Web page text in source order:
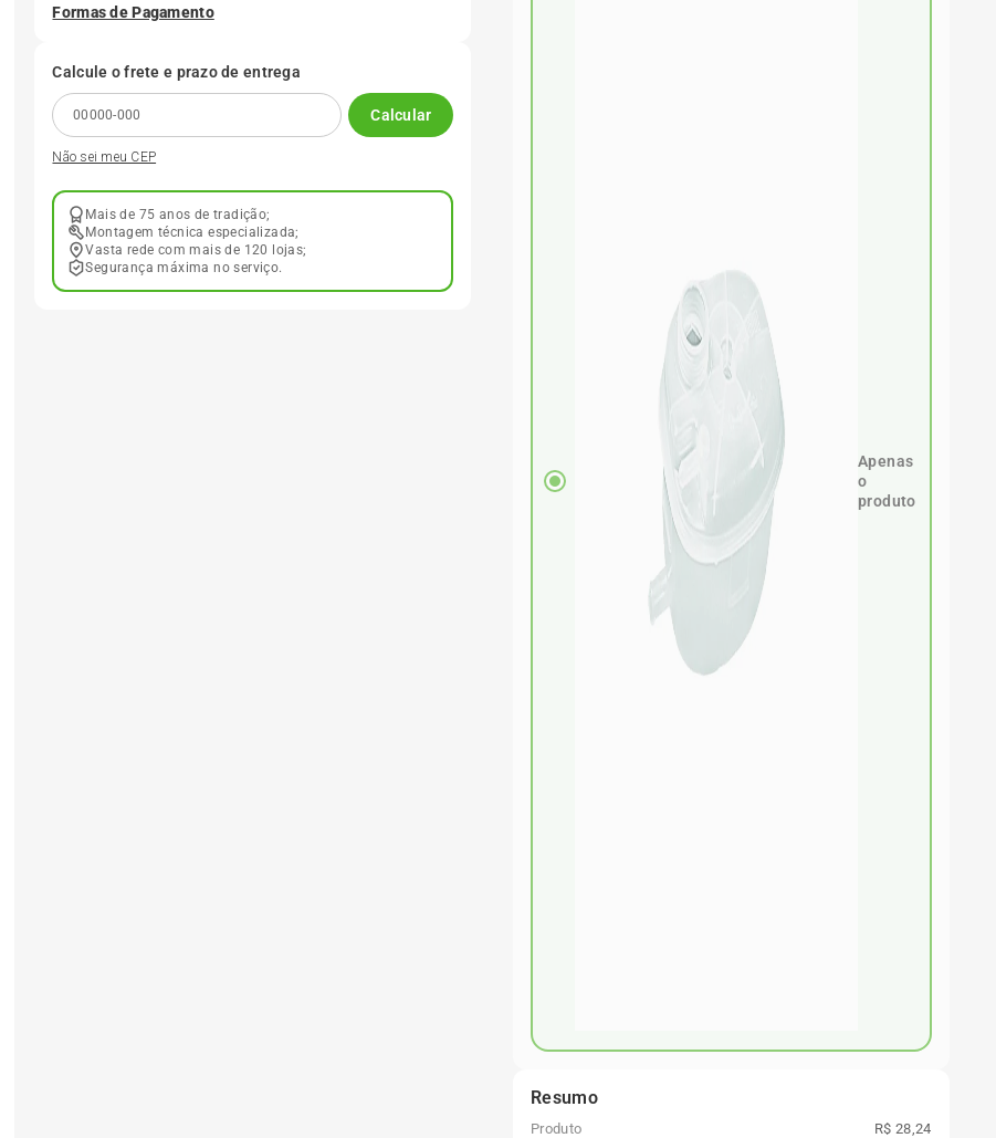
Formas de Pagamento
Calcule o frete e prazo de entrega
Calcular
Não sei meu CEP
Mais de 75 anos de tradição;
Montagem técnica especializada;
Vasta rede com mais de 120 lojas;
Segurança máxima no serviço.
Apenas
o
produto
Resumo
Produto
R$ 28,24
185 60r15
205 55r16
195 55r15